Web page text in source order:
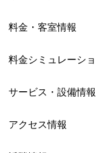
料金・客室情報
料金シミュレーシ
サービス・設備情報
アクセス情報